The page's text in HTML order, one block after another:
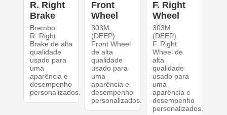
R. Right
Brake
Brembo
R. Right
Brake de alta
qualidade
usado para
uma
aparência e
desempenho
personalizados.
Front
Wheel
303M
(DEEP)
Front Wheel
de alta
qualidade
usado para
uma
aparência e
desempenho
personalizados.
F. Right
Wheel
303M
(DEEP)
F. Right
Wheel de
alta
qualidade
usado para
uma
aparência e
desempenho
personalizados.